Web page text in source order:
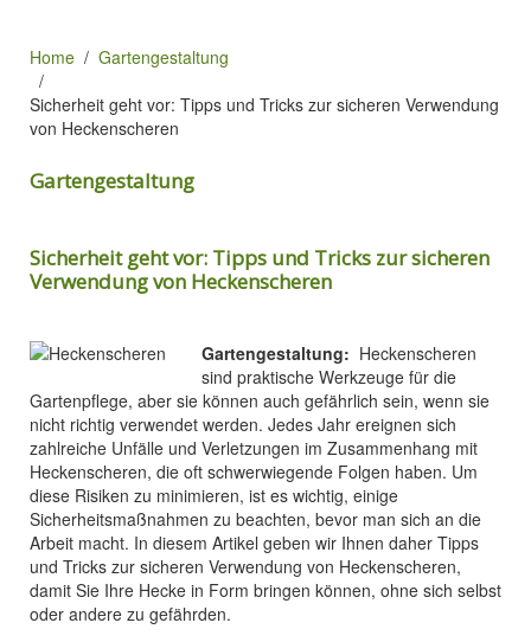
Home
Gartengestaltung
Sicherheit geht vor: Tipps und Tricks zur sicheren Verwendung
von Heckenscheren
Gartengestaltung
Sicherheit geht vor: Tipps und Tricks zur sicheren
Verwendung von Heckenscheren
Gartengestaltung: Heckenscheren
sind praktische Werkzeuge für die
Gartenpflege, aber sie können auch gefährlich sein, wenn sie
nicht richtig verwendet werden. Jedes Jahr ereignen sich
zahlreiche Unfälle und Verletzungen im Zusammenhang mit
Heckenscheren, die oft schwerwiegende Folgen haben. Um
diese Risiken zu minimieren, ist es wichtig, einige
Sicherheitsmaßnahmen zu beachten, bevor man sich an die
Arbeit macht. In diesem Artikel geben wir Ihnen daher Tipps
und Tricks zur sicheren Verwendung von Heckenscheren,
damit Sie Ihre Hecke in Form bringen können, ohne sich selbst
oder andere zu gefährden.